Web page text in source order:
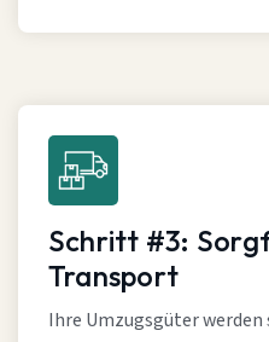
Schritt #3:
Transport
Ihre Umzugsgüter